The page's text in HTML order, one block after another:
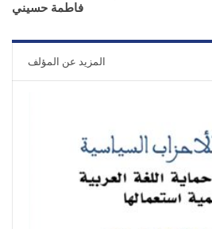
فاطمة حسيني
المزيد عن المؤلف